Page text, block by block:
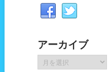
アーカイブ
ー